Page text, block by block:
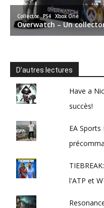
D’autres lectures
Have a
succès!
EA
l'ATP et